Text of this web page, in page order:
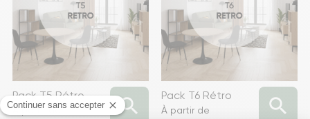
Pack T5 Rétro
À partir de
 Pack T6 Rétro
À partir de
